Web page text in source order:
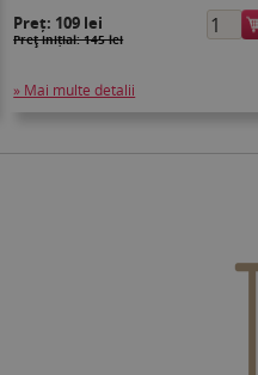
Preț: 109 lei
Preţ inițial: 145 lei
» Mai multe detalii